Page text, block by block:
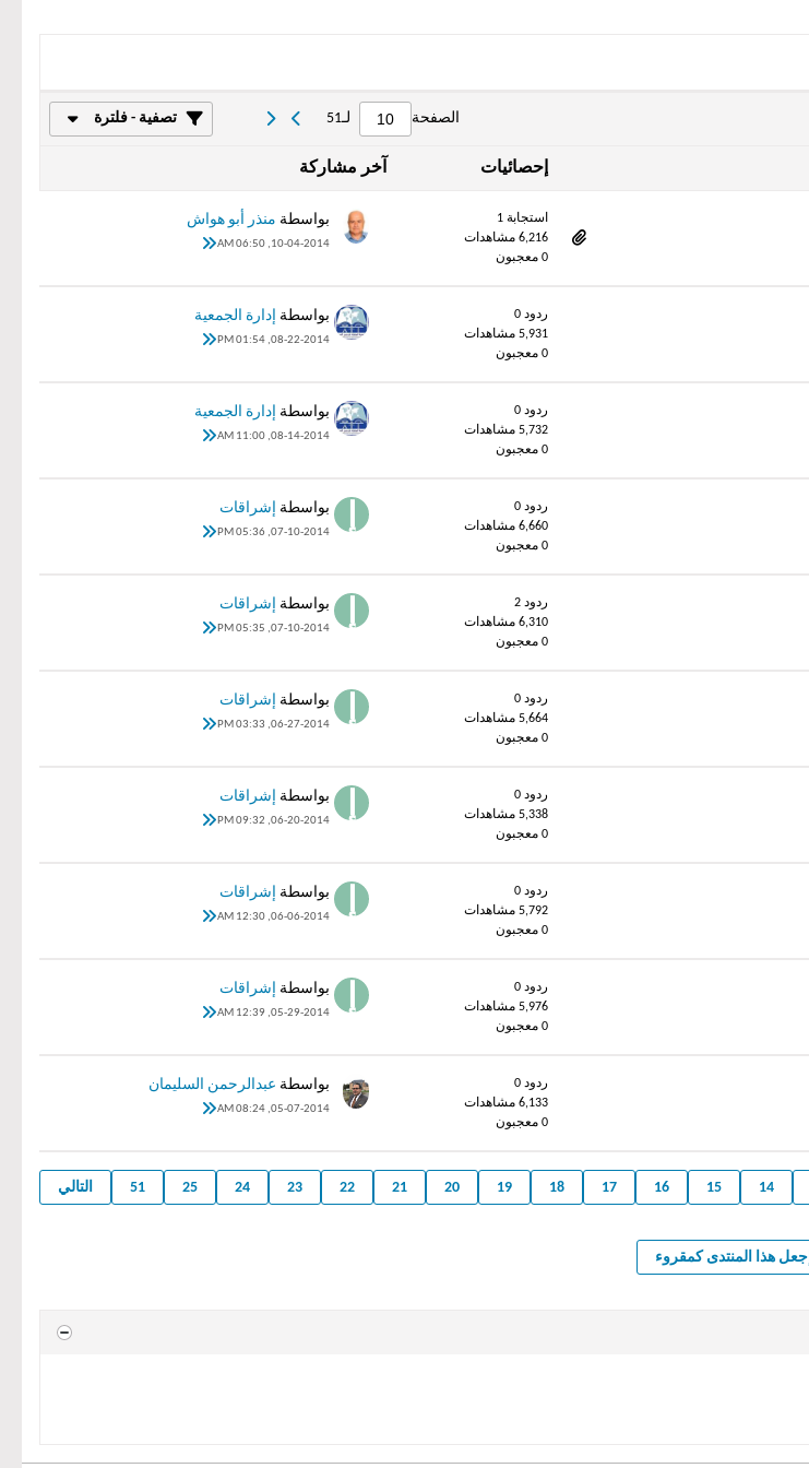
الصفحة لـ51 تصفية - فلترة
إحصائيات آخر مشاركة
استجابة 1
6,216 مشاهدات
0 معجبون
بواسطة منذر أبو هواش
10-04-2014, 06:50 AM
ردود 0
5,931 مشاهدات
0 معجبون
بواسطة إدارة الجمعية
08-22-2014, 01:54 PM
ردود 0
5,732 مشاهدات
0 معجبون
بواسطة إدارة الجمعية
08-14-2014, 11:00 AM
ردود 0
6,660 مشاهدات
0 معجبون
بواسطة إشراقات
07-10-2014, 05:36 PM
ردود 2
6,310 مشاهدات
0 معجبون
بواسطة إشراقات
07-10-2014, 05:35 PM
ردود 0
5,664 مشاهدات
0 معجبون
بواسطة إشراقات
06-27-2014, 03:33 PM
ردود 0
5,338 مشاهدات
0 معجبون
بواسطة إشراقات
06-20-2014, 09:32 PM
ردود 0
5,792 مشاهدات
0 معجبون
بواسطة إشراقات
06-06-2014, 12:30 AM
ردود 0
5,976 مشاهدات
0 معجبون
بواسطة إشراقات
05-29-2014, 12:39 AM
ردود 0
6,133 مشاهدات
0 معجبون
بواسطة عبدالرحمن السليمان
05-07-2014, 08:24 AM
14
15
16
17
18
19
20
21
22
23
24
25
51 التالي
إجعل هذا المنتدى كمقروء